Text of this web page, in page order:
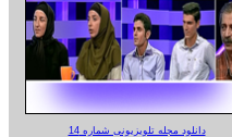
دانلود مجله تلویزیونی شماره 14